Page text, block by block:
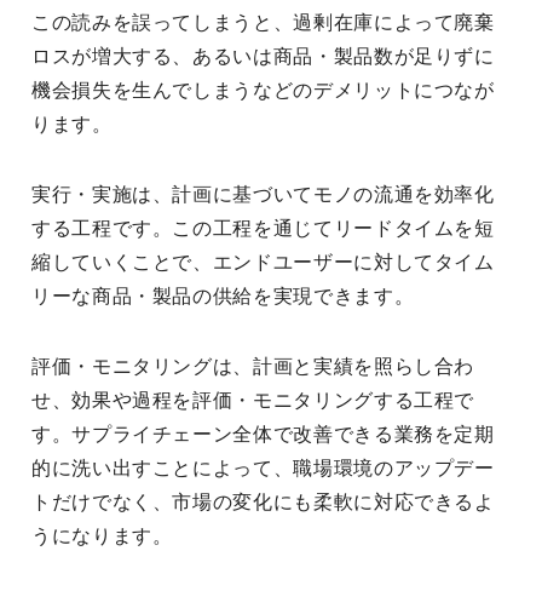
この読みを誤ってしまうと、過剰在庫によって廃棄
ロスが増大する、あるいは商品・製品数が足りずに
機会損失を生んでしまうなどのデメリットにつなが
ります。
実行・実施は、計画に基づいてモノの流通を効率化
する工程です。この工程を通じてリードタイムを短
縮していくことで、エンドユーザーに対してタイム
リーな商品・製品の供給を実現できます。
評価・モニタリングは、計画と実績を照らし合わ
せ、効果や過程を評価・モニタリングする工程で
す。サプライチェーン全体で改善できる業務を定期
的に洗い出すことによって、職場環境のアップデー
トだけでなく、市場の変化にも柔軟に対応できるよ
うになります。